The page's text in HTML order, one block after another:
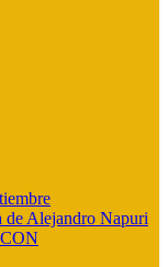
de Alejandro Napuri